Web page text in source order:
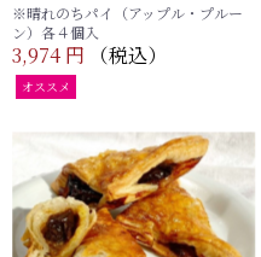
※晴れのちパイ（アップル・プルー
ン）各４個入
3,974 円 （税込）
オススメ